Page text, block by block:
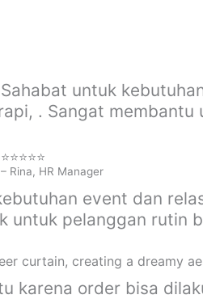
untuk
. Sangat
⭐⭐⭐⭐⭐
– Rina, HR Manager
event dan
untuk pelanggan rutin
karena order bisa